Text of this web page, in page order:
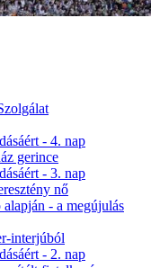
- 4. nap
gerince
- 3. nap
nő
- a megújulás
interjúból
- 2. nap